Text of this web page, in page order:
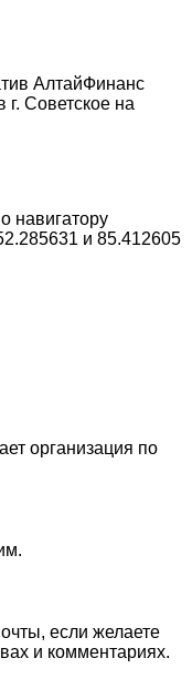
АлтайФинанс
г. Советское на
навигатору
и 85.412605
организация по
если желаете
и комментариях.